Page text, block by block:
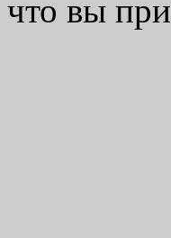
что вы